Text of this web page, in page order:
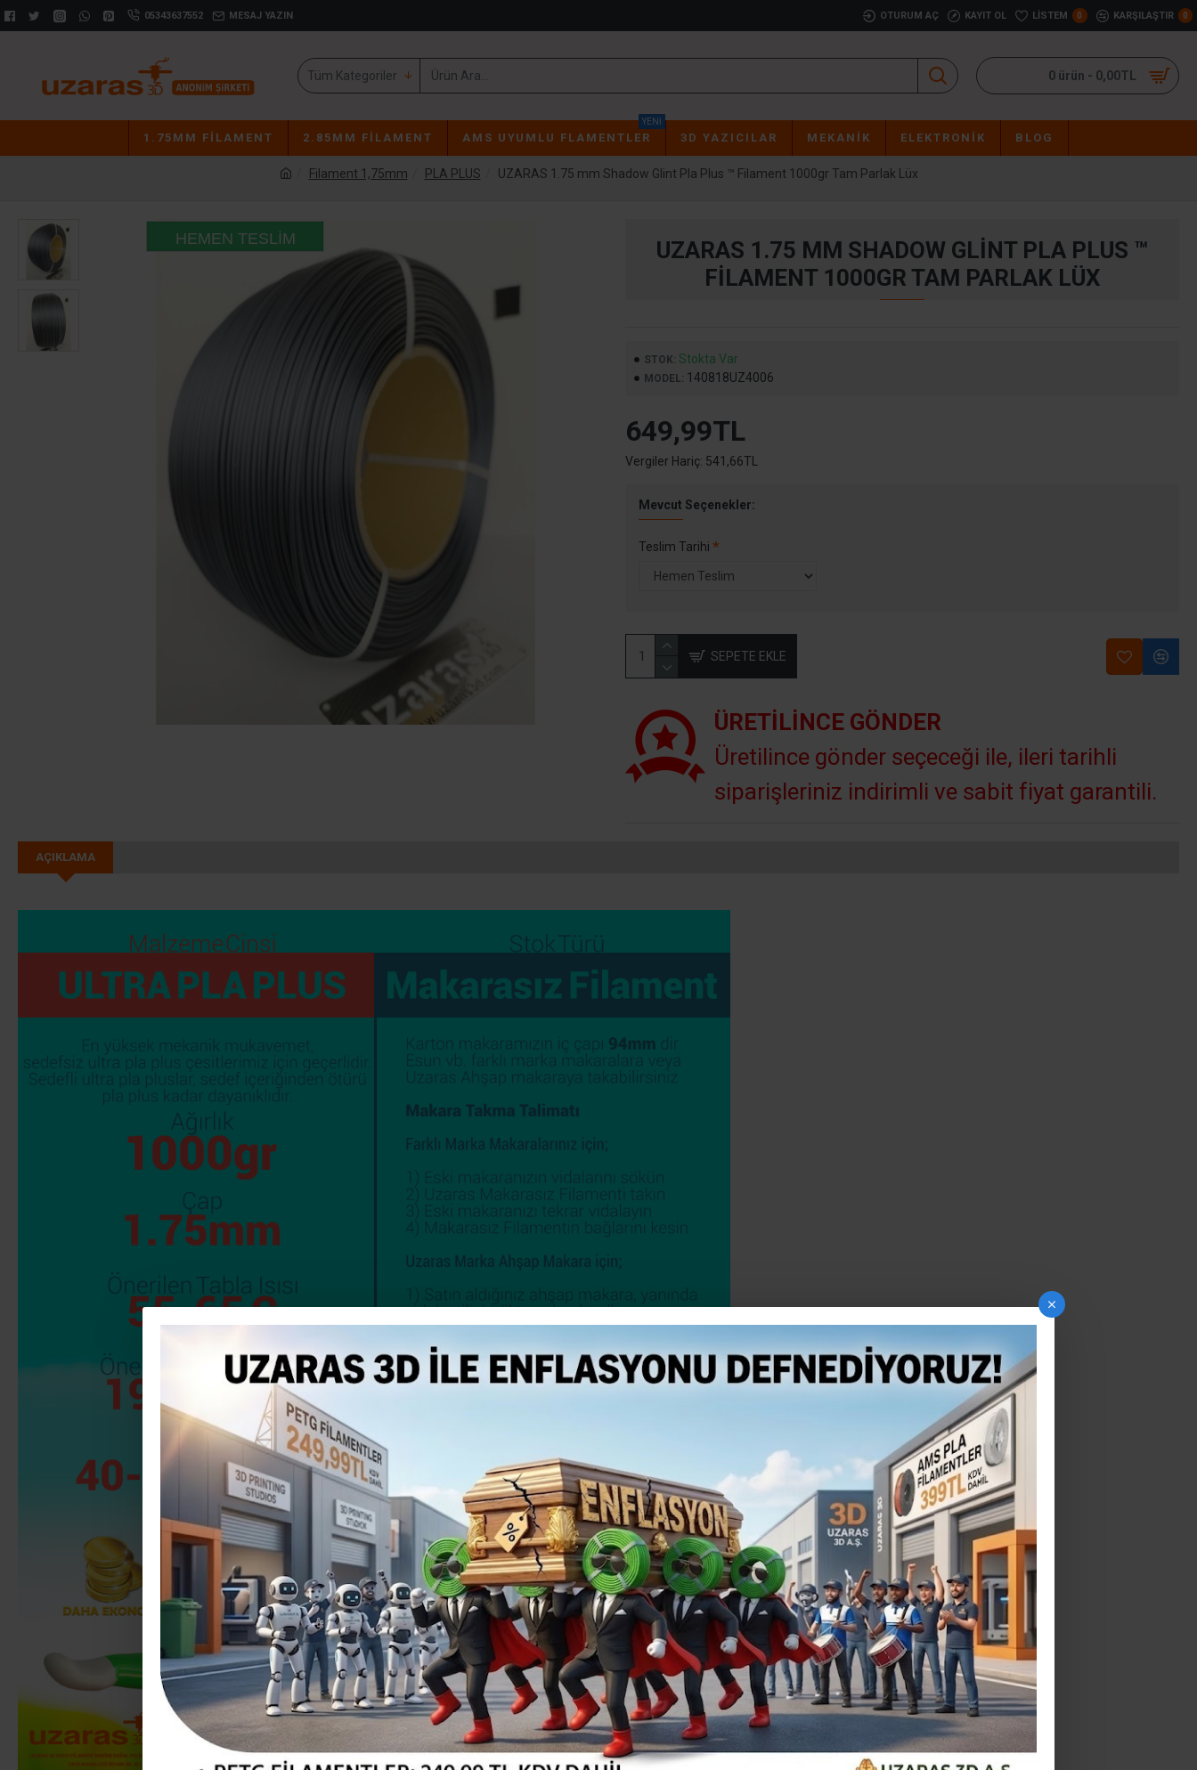
05343637552 MESAJ YAZIN OTURUM AÇ KAYIT OL LISTEM 0 KARŞILAŞTIR 0
Tüm Kategoriler 0 ürün - 0,00TL
1.75MM FILAMENT 2.85MM FILAMENT AMS UYUMLU FLAMENTLER
YENI
3D YAZICILAR MEKANIK ELEKTRONIK BLOG
Filament 1,75mm PLA PLUS UZARAS 1.75 mm Shadow Glint Pla Plus ™ Filament 1000gr Tam Parlak Lüx
HEMEN TESLIM
UZARAS 1.75 MM SHADOW GLINT PLA PLUS ™
FILAMENT 1000GR TAM PARLAK LÜX
STOK: Stokta Var
MODEL: 140818UZ4006
649,99TL
Vergiler Hariç: 541,66TL
Mevcut Seçenekler:
Teslim Tarihi
SEPETE EKLE
ÜRETILINCE GÖNDER
Üretilince gönder seçeceği ile, ileri tarihli
siparişleriniz indirimli ve sabit fiyat garantili.
AÇIKLAMA